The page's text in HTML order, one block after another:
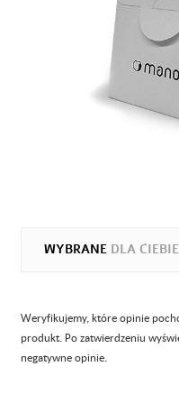
WYBRANEDLA CIEBIE
Weryfikujemy, które opinie
produkt. Po zatwierdzeniu
negatywne opinie.